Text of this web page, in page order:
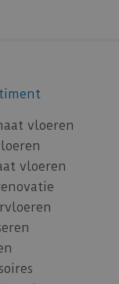
vloeren
vloeren